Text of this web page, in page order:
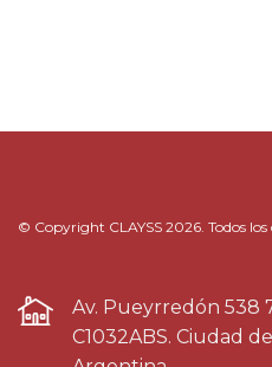
© Copyright CLAYSS 2026. Todos los
Av. Pueyrredón 538
C1032ABS. Ciudad